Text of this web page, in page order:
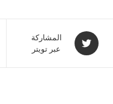
المشاركة
عبر تويتر